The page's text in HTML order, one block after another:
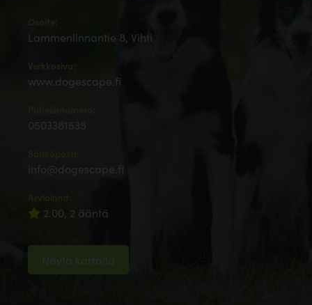
Lammenlinnantie 8, Vihti
Verkkosivu:
www.dogescape.fi
0503381535
info@dogescape.fi
2.00, 2 ääntä
Näytä kartalla